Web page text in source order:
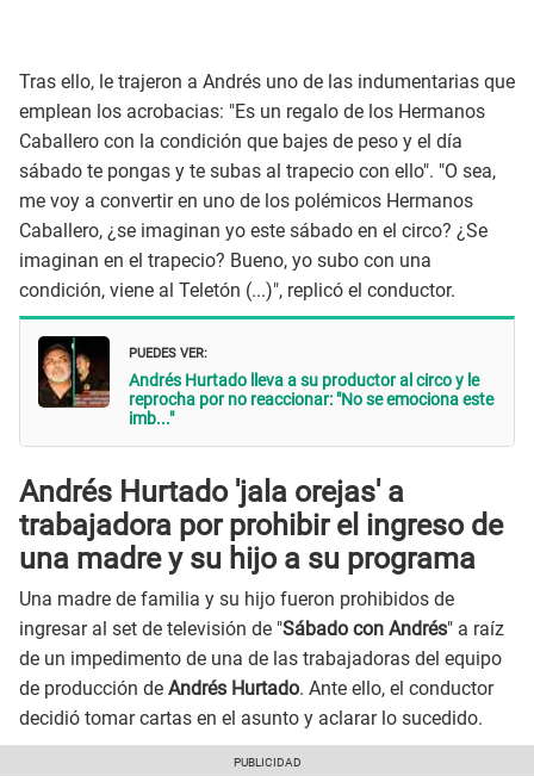
Tras ello, le trajeron a Andrés uno de las indumentarias que
emplean los acrobacias: "Es un regalo de los Hermanos
Caballero con la condición que bajes de peso y el día
sábado te pongas y te subas al trapecio con ello". "O sea,
me voy a convertir en uno de los polémicos Hermanos
Caballero, ¿se imaginan yo este sábado en el circo? ¿Se
imaginan en el trapecio? Bueno, yo subo con una
condición, viene al Teletón (...)", replicó el conductor.
PUEDES VER:
Andrés Hurtado lleva a su productor al circo y le
reprocha por no reaccionar: "No se emociona este
imb..."
Andrés Hurtado 'jala orejas' a
trabajadora por prohibir el ingreso de
una madre y su hijo a su programa
Una madre de familia y su hijo fueron prohibidos de
ingresar al set de televisión de "Sábado con Andrés" a raíz
de un impedimento de una de las trabajadoras del equipo
de producción de Andrés Hurtado. Ante ello, el conductor
decidió tomar cartas en el asunto y aclarar lo sucedido.